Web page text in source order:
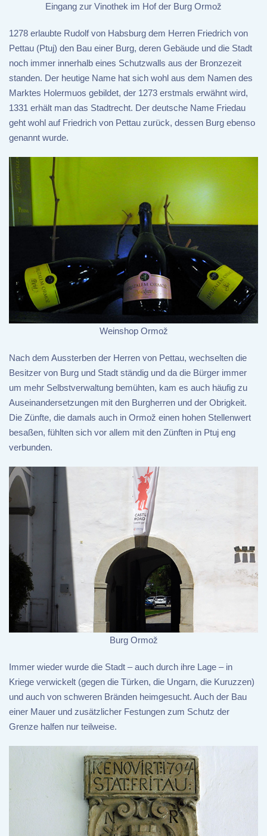
Eingang zur Vinothek im Hof der Burg Ormož
1278 erlaubte Rudolf von Habsburg dem Herren Friedrich von
Pettau (Ptuj) den Bau einer Burg, deren Gebäude und die Stadt
noch immer innerhalb eines Schutzwalls aus der Bronzezeit
standen. Der heutige Name hat sich wohl aus dem Namen des
Marktes Holermuos gebildet, der 1273 erstmals erwähnt wird,
1331 erhält man das Stadtrecht. Der deutsche Name Friedau
geht wohl auf Friedrich von Pettau zurück, dessen Burg ebenso
genannt wurde.
Weinshop Ormož
Nach dem Aussterben der Herren von Pettau, wechselten die
Besitzer von Burg und Stadt ständig und da die Bürger immer
um mehr Selbstverwaltung bemühten, kam es auch häufig zu
Auseinandersetzungen mit den Burgherren und der Obrigkeit.
Die Zünfte, die damals auch in Ormož einen hohen Stellenwert
besaßen, fühlten sich vor allem mit den Zünften in Ptuj eng
verbunden.
Burg Ormož
Immer wieder wurde die Stadt – auch durch ihre Lage – in
Kriege verwickelt (gegen die Türken, die Ungarn, die Kuruzzen)
und auch von schweren Bränden heimgesucht. Auch der Bau
einer Mauer und zusätzlicher Festungen zum Schutz der
Grenze halfen nur teilweise.